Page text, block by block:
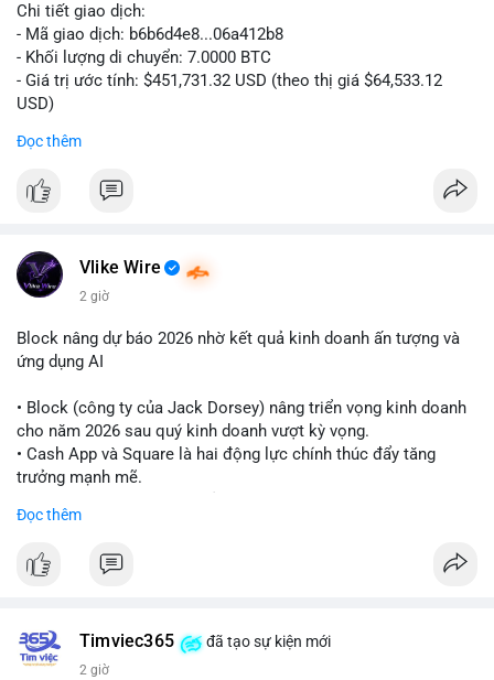
#vlikevn #titanbot
📰 Nguồn: CoinDesk
Chi tiết giao dịch:
- Mã giao dịch: b6b6d4e8...06a412b8
- Khối lượng di chuyển: 7.0000 BTC
- Giá trị ước tính: $451,731.32 USD (theo thị giá $64,533.12
USD)
Cá voi chuyển 7 BTC trị giá hơn 451 nghìn USD từ một địa chỉ
tiếp lên thị trường. Với mức giá hiện tại, động thái này thiên về
khả năng tái phân bổ danh mục đầu tư hoặc chuẩn bị thanh
hưởng nhẹ, nhưng không đủ để gây biến động mạnh.
Theo dõi thêm các giao dịch lớn liên tiếp trong 24 giờ tới. Nếu
xuất hiện chuỗi chuyển tiền lên sàn, cần thận trọng trước nguy
cơ điều chỉnh. Tránh hành động theo cảm xúc khi chưa xác
nhận đầy đủ dòng tiền.
#7btc #chuyenvilanh
Đọc thêm
Vlike Wire
2 giờ
Block nâng dự báo 2026 nhờ kết quả kinh doanh ấn tượng và
ứng dụng AI
• Block (công ty của Jack Dorsey) nâng triển vọng kinh doanh
cho năm 2026 sau quý kinh doanh vượt kỳ vọng.
• Cash App và Square là hai động lực chính thúc đẩy tăng
trưởng mạnh mẽ.
quy trình phát triển phần mềm.
#block #fintech
#vlikevn #titanbot
Đọc thêm
Timviec365 đã tạo sự kiện mới
2 giờ